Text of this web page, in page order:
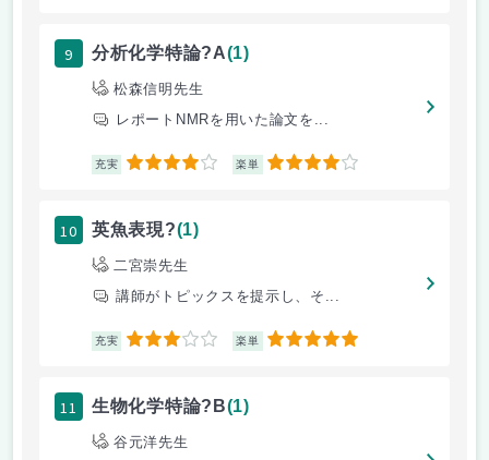
9 分析化学特論?A(1)
松森信明先生
レポートNMRを用いた論文を...
充実 4 楽単 4
10 英魚表現?(1)
二宮崇先生
講師がトピックスを提示し、そ...
充実 3 楽単 5
11 生物化学特論?B(1)
谷元洋先生